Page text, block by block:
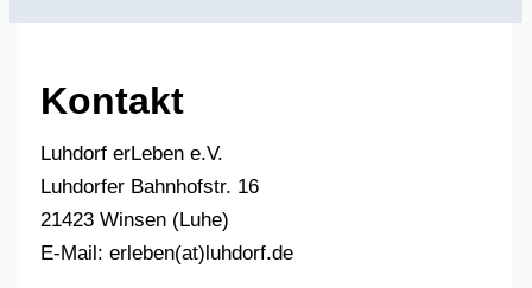
Kontakt
Luhdorf erLeben e.V.
Luhdorfer Bahnhofstr. 16
21423 Winsen (Luhe)
E-Mail: erleben(at)luhdorf.de